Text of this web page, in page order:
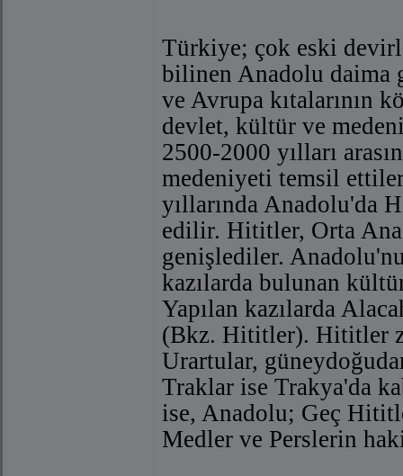
Türkiye; çok eski
bilinen Anadolu daima
ve Avrupa kıtalarının
devlet, kültür ve
2500-2000 yılları
medeniyeti temsil
yıllarında Anadolu'da
edilir. Hititler, Orta
genişlediler.
kazılarda bulunan
Yapılan kazılarda
(Bkz. Hititler). Hititler
Urartular,
Traklar ise Trakya'da
ise, Anadolu; Geç
Medler ve Perslerin